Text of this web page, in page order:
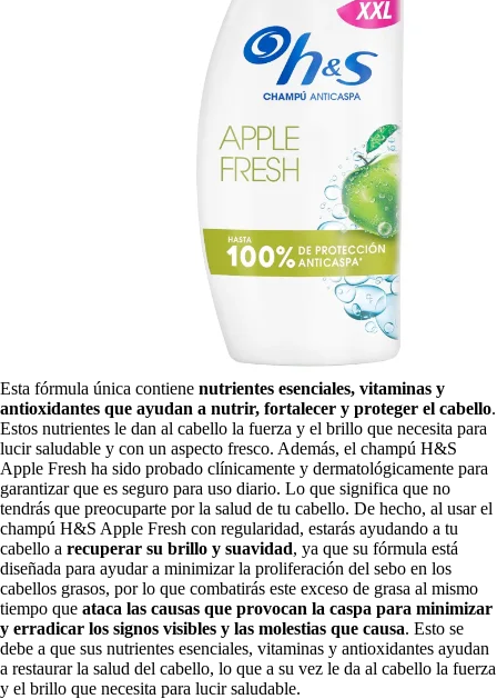
Esta fórmula única contiene nutrientes esenciales, vitaminas y
antioxidantes que ayudan a nutrir, fortalecer y proteger el cabello.
Estos nutrientes le dan al cabello la fuerza y ​​el brillo que necesita para
lucir saludable y con un aspecto fresco. Además, el champú H&S
Apple Fresh ha sido probado clínicamente y dermatológicamente para
garantizar que es seguro para uso diario. Lo que significa que no
tendrás que preocuparte por la salud de tu cabello. De hecho, al usar el
champú H&S Apple Fresh con regularidad, estarás ayudando a tu
cabello a recuperar su brillo y suavidad, ya que su fórmula está
diseñada para ayudar a minimizar la proliferación del sebo en los
cabellos grasos, por lo que combatirás este exceso de grasa al mismo
tiempo que ataca las causas que provocan la caspa para minimizar
y erradicar los signos visibles y las molestias que causa. Esto se
debe a que sus nutrientes esenciales, vitaminas y antioxidantes ayudan
a restaurar la salud del cabello, lo que a su vez le da al cabello la fuerza
y ​​el brillo que necesita para lucir saludable.